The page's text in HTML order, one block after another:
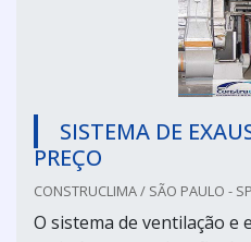
SISTEMA DE
PREÇO
CONSTRUCLIMA / SÃO PAULO - SP
O sistema de ventilação e